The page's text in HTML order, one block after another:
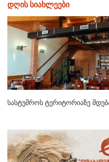
დღის სიახლეები
სასტუმროს ტერიტორიაზე